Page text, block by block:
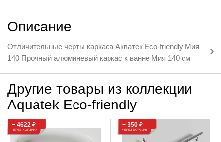
Описание
Отличительные черты каркаса Акватек Eco-friendly Мия
140 Прочный алюминевый каркас к ванне Мия 140 см
Другие товары из коллекции
Aquatek Eco-friendly
− 4622 ₽
ЧЕРЕЗ КОРЗИНУ
− 350 ₽
ЧЕРЕЗ КОРЗИНУ